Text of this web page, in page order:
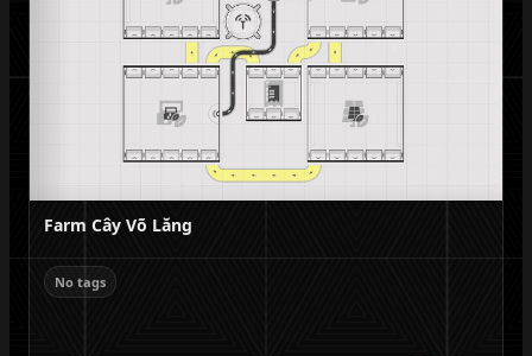
Farm Cây Võ Lăng
No tags